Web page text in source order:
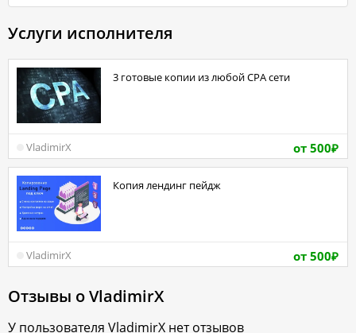
Услуги исполнителя
3 готовые копии из любой СРА сети
от 500₽
VladimirX
Копия лендинг пейдж
от 500₽
VladimirX
Отзывы оVladimirX
У пользователя VladimirX нет отзывов